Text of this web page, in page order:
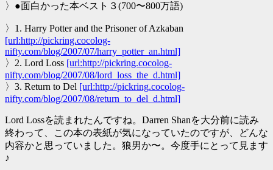
〉●面白かった本ベスト３(700〜800万語)
〉1. Harry Potter and the Prisoner of Azkaban
[url:http://pickring.cocolog-
nifty.com/blog/2007/07/harry_potter_an.html]
〉2. Lord Loss [url:http://pickring.cocolog-
nifty.com/blog/2007/08/lord_loss_the_d.html]
〉3. Return to Del [url:http://pickring.cocolog-
nifty.com/blog/2007/08/return_to_del_d.html]
Lord Lossを読まれたんですね。Darren Shanを大分前に読み
終わって、この本の表紙が気になっていたのですが、どんな
内容かと思っていました。狼男か〜。今度手にとって見ます
♪